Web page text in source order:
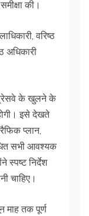
की।
वरिष्ठ
अधिकारी
के खुलने के
इसे देखते
प्लान,
सभी आवश्यक
स्पष्ट निर्देश
चाहिए।
माह तक पूर्ण